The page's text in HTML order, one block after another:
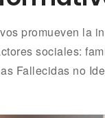
promueven la
sociales:
Fallecidas no